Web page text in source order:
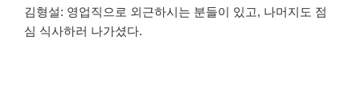
김형설: 영업직으로 외근하시는 분들이 있고, 나머지도 점
심 식사하러 나가셨다.